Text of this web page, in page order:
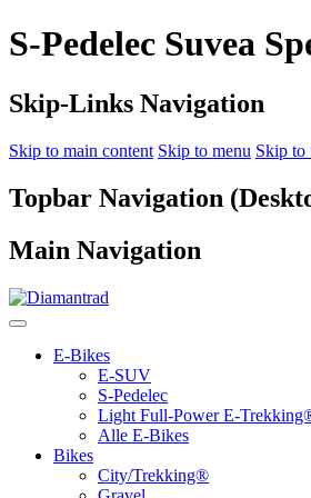
S-Pedelec Suvea
Skip-Links Navigation
Skip to main content Skip to menu Skip to
Topbar Navigation
Main Navigation
E-Bikes
E-SUV
S-Pedelec
Light Full-Power E-
Alle E-Bikes
Bikes
City/Trekking®